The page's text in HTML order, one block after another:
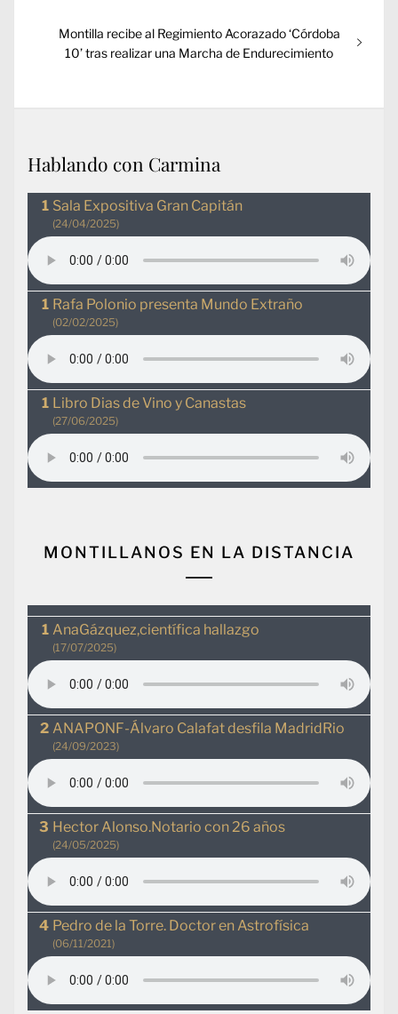
Entrada
siguiente:
Montilla recibe al Regimiento Acorazado ‘Córdoba
10’ tras realizar una Marcha de Endurecimiento
Hablando con Carmina
Sala Expositiva Gran Capitán
(24/04/2025)
Rafa Polonio presenta Mundo Extraño
(02/02/2025)
Libro Dias de Vino y Canastas
(27/06/2025)
MONTILLANOS EN LA DISTANCIA
AnaGázquez,científica hallazgo
(17/07/2025)
ANAPONF-Álvaro Calafat desfila MadridRio
(24/09/2023)
Hector Alonso.Notario con 26 años
(24/05/2025)
Pedro de la Torre. Doctor en Astrofísica
(06/11/2021)